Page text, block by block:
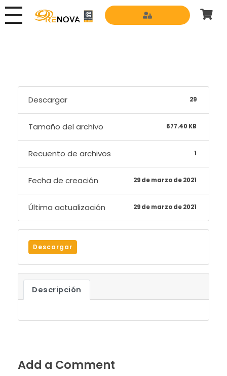
Descargar 29
Tamaño del archivo 677.40 KB
Recuento de archivos 1
Fecha de creación 29 de marzo de 2021
Última actualización 29 de marzo de 2021
Descargar
Descripción
Add a Comment